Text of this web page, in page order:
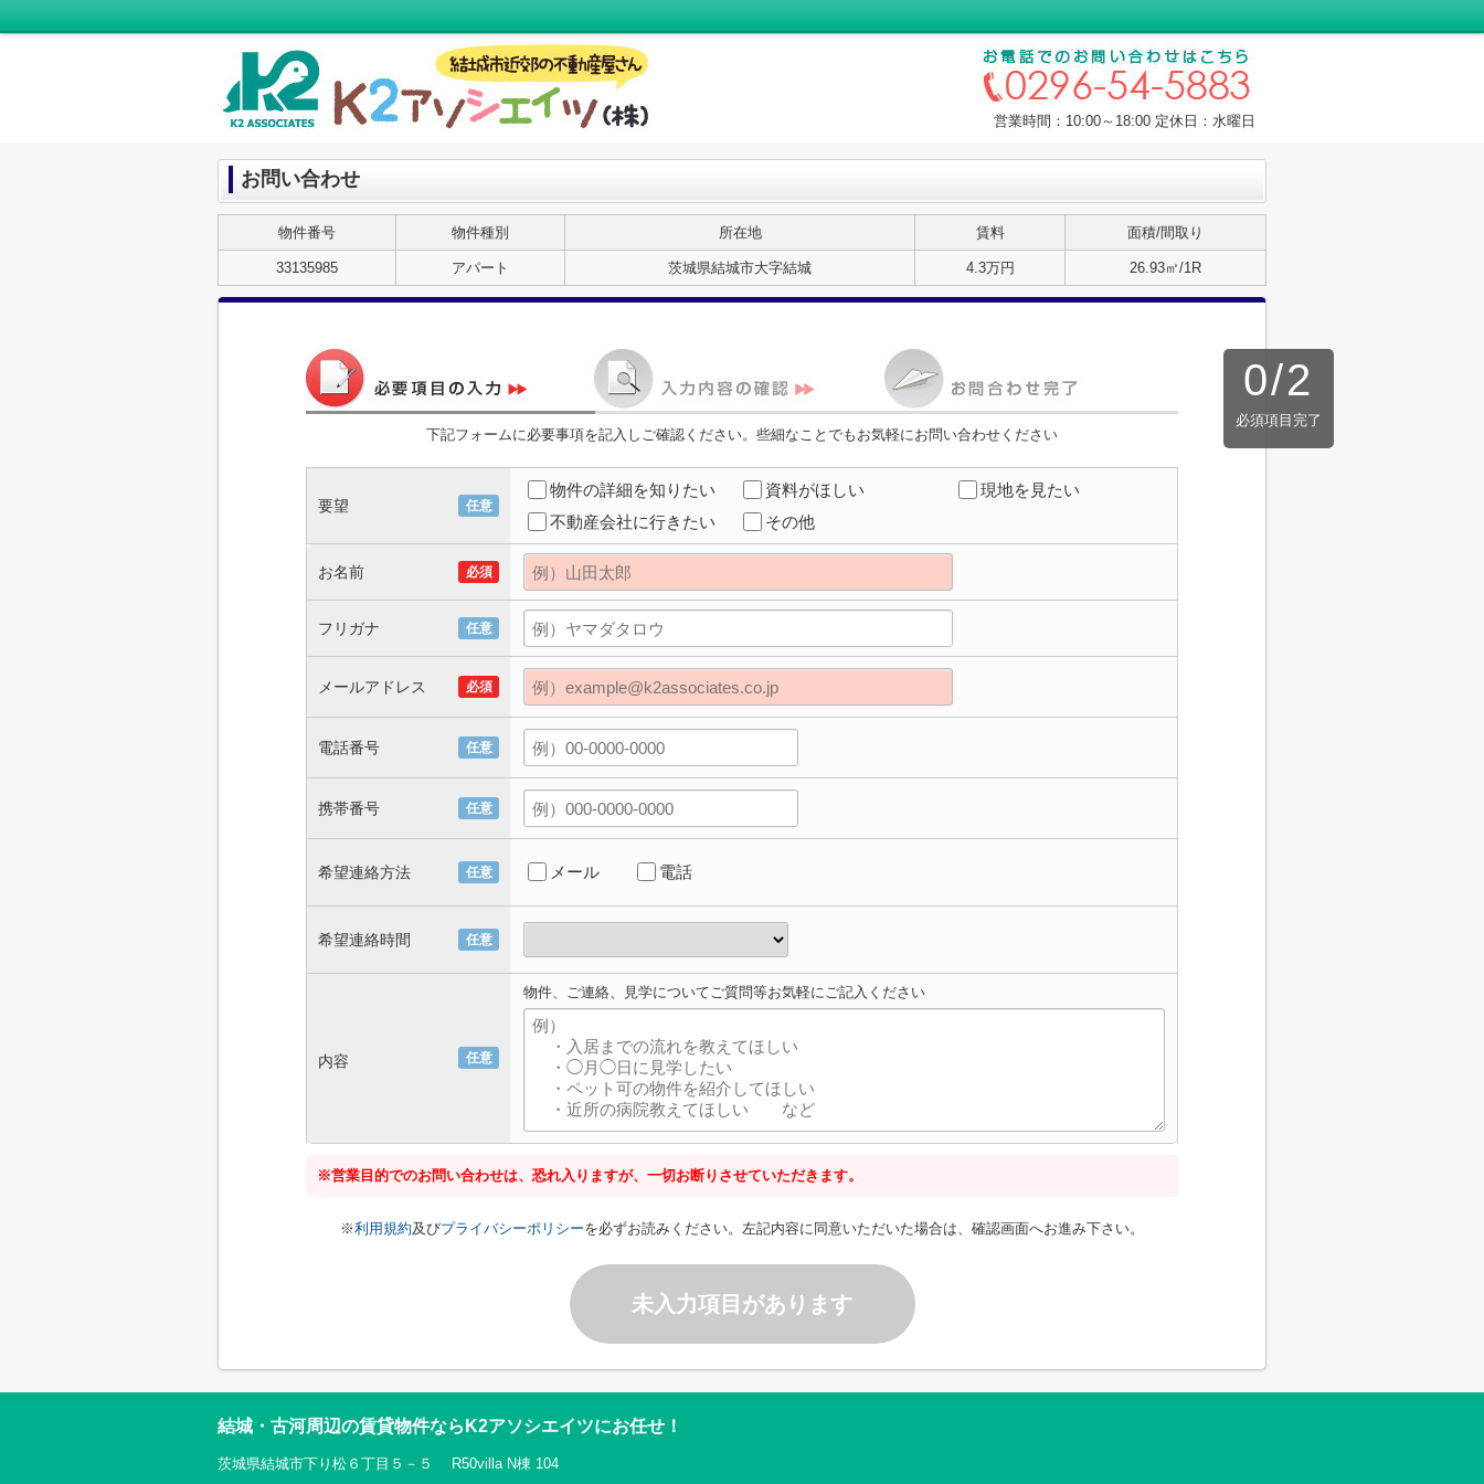
営業時間：10:00～18:00 定休日：水曜日
お問い合わせ
物件番号 物件種別 所在地 賃料 面積/間取り
33135985 アパート 茨城県結城市大字結城 4.3万円 26.93㎡/1R
0/2
必須項目完了
下記フォームに必要事項を記入しご確認ください。些細なことでもお気軽にお問い合わせください
要望 任意
物件の詳細を知りたい 資料がほしい
現地を見たい
不動産会社に行きたい
その他
お名前 必須
フリガナ 任意
メールアドレス 必須
電話番号 任意
携帯番号 任意
希望連絡方法 任意 メール 電話
希望連絡時間 任意
内容 任意
物件、ご連絡、見学についてご質問等お気軽にご記入ください
※営業目的でのお問い合わせは、恐れ入りますが、一切お断りさせていただきます。
※利用規約及びプライバシーポリシーを必ずお読みください。左記内容に同意いただいた場合は、確認画面へお進み下さい。
未入力項目があります
結城・古河周辺の賃貸物件ならK2アソシエイツにお任せ！
茨城県結城市下り松６丁目５－５ R50villa N棟 104